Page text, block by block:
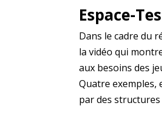
Espace-
Dans le cadre du
la vidéo qui
aux besoins des
Quatre exemples,
par des structures